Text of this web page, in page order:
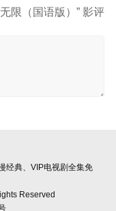
限（国语版）” 影评
经典、VIP电视剧全集免
Reserved